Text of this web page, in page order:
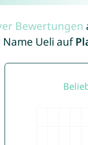
Bewertungen
Ueli auf